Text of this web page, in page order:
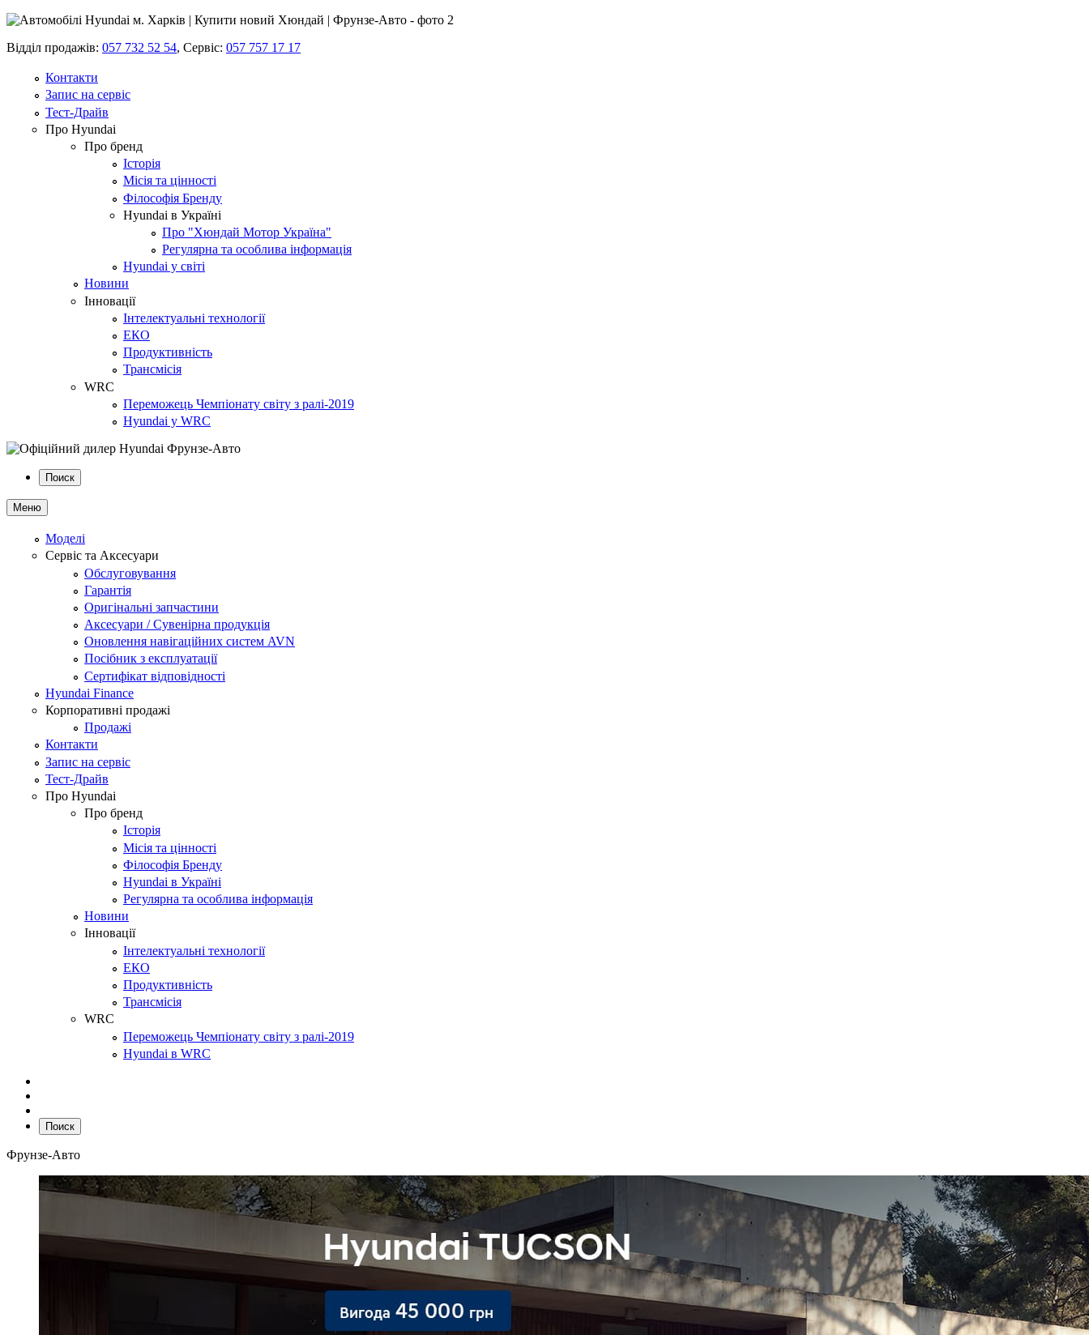
Відділ продажів: 057 732 52 54, Сервіс: 057 757 17 17
Контакти
Запис на сервіс
Тест-Драйв
Про Hyundai
Про бренд
Історія
Місія та цінності
Філософія Бренду
Hyundai в Україні
Про "Хюндай Мотор Україна"
Регулярна та особлива інформація
Hyundai у світі
Новини
Інновації
Інтелектуальні технології
ЕКО
Продуктивність
Трансмісія
WRC
Переможець Чемпіонату світу з ралі-2019
Hyundai у WRC
Поиск
Меню
Моделі
Сервіс та Аксесуари
Обслуговування
Гарантія
Оригінальні запчастини
Аксесуари / Сувенірна продукція
Оновлення навігаційних систем AVN
Посібник з експлуатації
Сертифікат відповідності
Hyundai Finance
Корпоративні продажі
Продажі
Контакти
Запис на сервіс
Тест-Драйв
Про Hyundai
Про бренд
Історія
Місія та цінності
Філософія Бренду
Hyundai в Україні
Регулярна та особлива інформація
Новини
Інновації
Інтелектуальні технології
ЕКО
Продуктивність
Трансмісія
WRC
Переможець Чемпіонату світу з ралі-2019
Hyundai в WRC
Поиск
Фрунзе-Авто